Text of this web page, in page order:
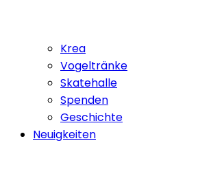
Krea
Vogeltränke
Skatehalle
Spenden
Geschichte
Neuigkeiten